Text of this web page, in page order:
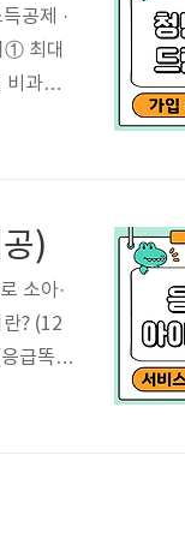
공제 ·
① 최대
과세
70%
)
소아·
? (12
급똑똑
안내•
소 및